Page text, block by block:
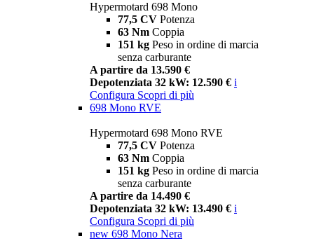
Hypermotard 698 Mono
77,5 CV Potenza
63 Nm Coppia
151 kg Peso in ordine di marcia
senza carburante
A partire da 13.590 €
Depotenziata 32 kW: 12.590 € i
Configura Scopri di più
698 Mono RVE
Hypermotard 698 Mono RVE
77,5 CV Potenza
63 Nm Coppia
151 kg Peso in ordine di marcia
senza carburante
A partire da 14.490 €
Depotenziata 32 kW: 13.490 € i
Configura Scopri di più
new 698 Mono Nera